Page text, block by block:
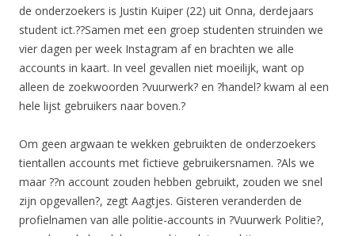
de onderzoekers is Justin Kuiper (22) uit Onna, derdejaars
student ict.??Samen met een groep studenten struinden we
vier dagen per week Instagram af en brachten we alle
accounts in kaart. In veel gevallen niet moeilijk, want op
alleen de zoekwoorden ?vuurwerk? en ?handel? kwam al een
hele lijst gebruikers naar boven.?
Om geen argwaan te wekken gebruikten de onderzoekers
tientallen accounts met fictieve gebruikersnamen. ?Als we
maar ??n account zouden hebben gebruikt, zouden we snel
zijn opgevallen?, zegt Aagtjes. Gisteren veranderden de
profielnamen van alle politie-accounts in ?Vuurwerk Politie?,